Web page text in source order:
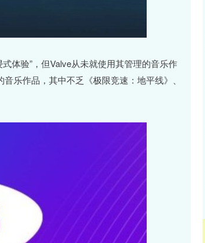
体验”，但Valve从未就使用其管理的音乐作
乐作品，其中不乏《极限竞速：地平线》、